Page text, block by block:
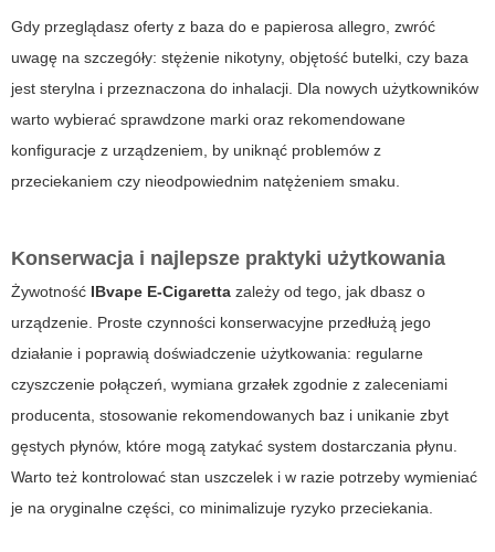
Gdy przeglądasz oferty z baza do e papierosa allegro, zwróć
uwagę na szczegóły: stężenie nikotyny, objętość butelki, czy baza
jest sterylna i przeznaczona do inhalacji. Dla nowych użytkowników
warto wybierać sprawdzone marki oraz rekomendowane
konfiguracje z urządzeniem, by uniknąć problemów z
przeciekaniem czy nieodpowiednim natężeniem smaku.
Konserwacja i najlepsze praktyki użytkowania
Żywotność IBvape E-Cigaretta zależy od tego, jak dbasz o
urządzenie. Proste czynności konserwacyjne przedłużą jego
działanie i poprawią doświadczenie użytkowania: regularne
czyszczenie połączeń, wymiana grzałek zgodnie z zaleceniami
producenta, stosowanie rekomendowanych baz i unikanie zbyt
gęstych płynów, które mogą zatykać system dostarczania płynu.
Warto też kontrolować stan uszczelek i w razie potrzeby wymieniać
je na oryginalne części, co minimalizuje ryzyko przeciekania.